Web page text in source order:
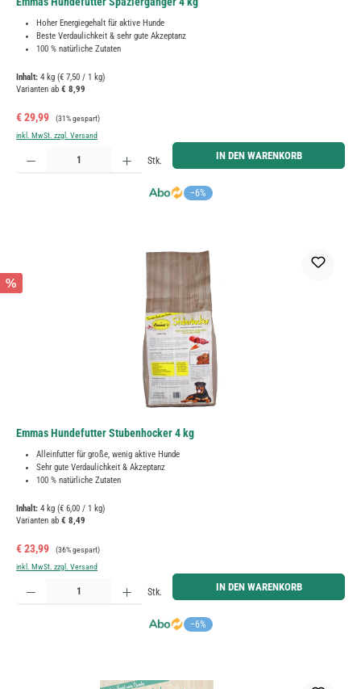
Hoher Energiegehalt für aktive Hunde
Beste Verdaulichkeit & sehr gute Akzeptanz
100 % natürliche Zutaten
Inhalt: 4 kg (€ 7,50 / 1 kg)
Varianten ab € 8,99
Verkaufspreis:
€ 29,99 Regulärer Preis:
(31% gespart)
inkl. MwSt. zzgl. Versand
−6%
Produkt Anzahl: Gib den gewünschten Wert ein oder benutze die Schaltflächen um die Anzahl zu
Stk. IN DEN WARENKORB
%
Emmas Hundefutter Stubenhocker 4 kg
Alleinfutter für große, wenig aktive Hunde
Sehr gute Verdaulichkeit & Akzeptanz
100 % natürliche Zutaten
Inhalt: 4 kg (€ 6,00 / 1 kg)
Varianten ab € 8,49
Verkaufspreis:
€ 23,99 Regulärer Preis:
(36% gespart)
inkl. MwSt. zzgl. Versand
−6%
Produkt Anzahl: Gib den gewünschten Wert ein oder benutze die Schaltflächen um die Anzahl zu
Stk. IN DEN WARENKORB